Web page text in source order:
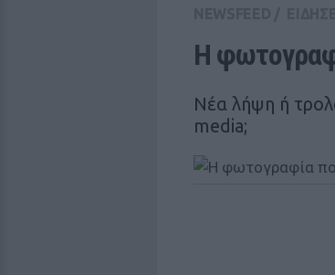
Η
Νέα λήψη ή
media;